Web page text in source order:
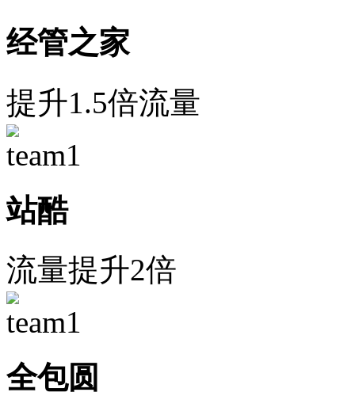
经管之家
提升1.5倍流量
站酷
流量提升2倍
全包圆